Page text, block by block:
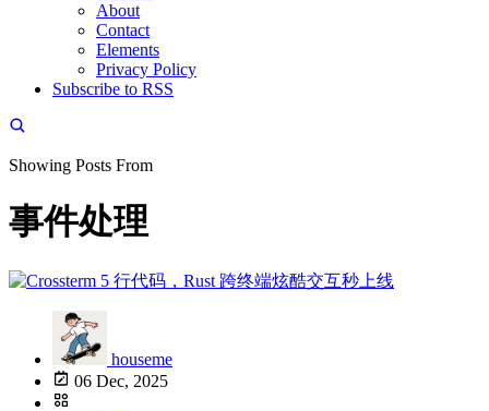
About
Contact
Elements
Privacy Policy
Subscribe to RSS
Showing Posts From
事件处理
houseme
06 Dec, 2025